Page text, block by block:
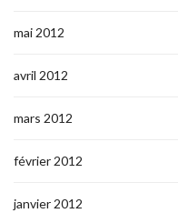
mai 2012
avril 2012
mars 2012
février 2012
janvier 2012